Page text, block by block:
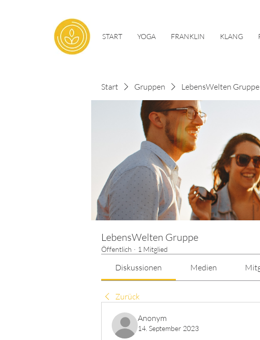
START YOGA FRANKLIN KLANG
Start Gruppen LebensWelten Gruppe
LebensWelten Gruppe
Öffentlich · 1 Mitglied
Diskussionen Medien
Zurück
Anonym
14. September 2023